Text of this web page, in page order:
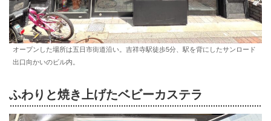
オープンした場所は五日市街道沿い。吉祥寺駅徒歩5分、駅を背にしたサンロード
出口向かいのビル内。
ふわりと焼き上げたベビーカステラ